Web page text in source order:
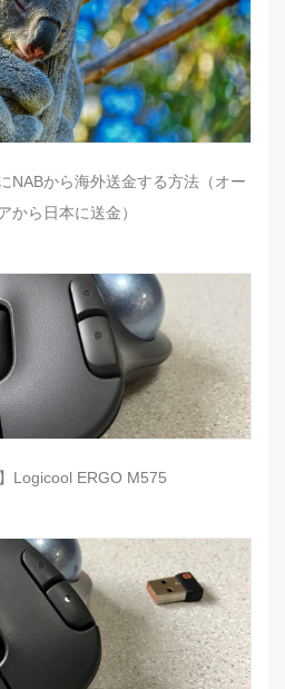
NABから海外送金する方法（オー
から日本に送金）
Logicool ERGO M575